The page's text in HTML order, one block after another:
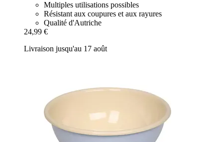
Multiples utilisations possibles
Résistant aux coupures et aux rayures
Qualité d'Autriche
24,99 €
Livraison jusqu'au 17 août